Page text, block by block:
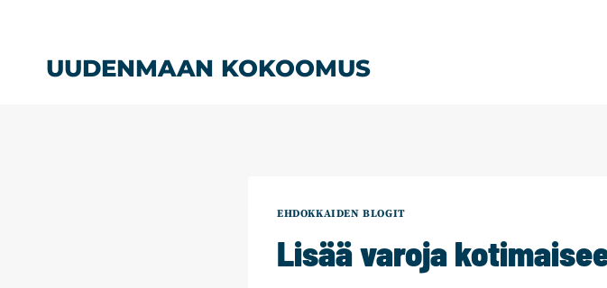
UUDENMAAN KOKOOMUS
EHDOKKAIDEN BLOGIT
Lisää varoja